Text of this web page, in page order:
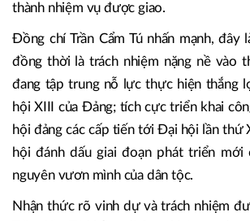
thành nhiệm vụ được giao.
Đồng chí Trần Cẩm Tú nhấn mạnh, đây
đồng thời là trách nhiệm nặng nề vào
đang tập trung nỗ lực thực hiện thắng
hội XIII của Đảng; tích cực triển khai
hội đảng các cấp tiến tới Đại hội lần thứ
hội đánh dấu giai đoạn phát triển mới
nguyên vươn mình của dân tộc.
Nhận thức rõ vinh dự và trách nhiệm